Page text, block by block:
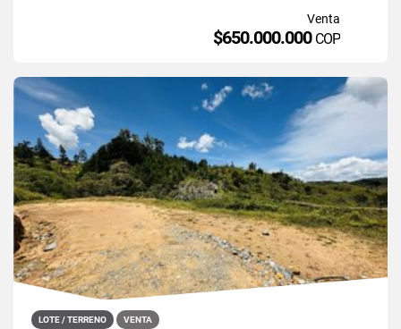
Venta
$650.000.000 COP
LOTE / TERRENO VENTA